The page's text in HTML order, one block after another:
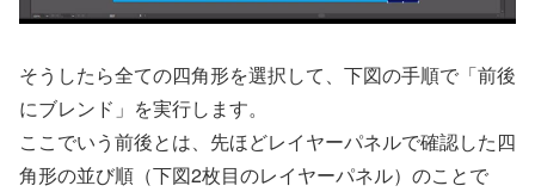
そうしたら全ての四角形を選択して、下図の手順で「前後
にブレンド」を実行します。
ここでいう前後とは、先ほどレイヤーパネルで確認した四
角形の並び順（下図2枚目のレイヤーパネル）のことで